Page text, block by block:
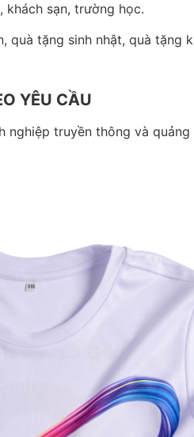
khách sạn, trường học.
quà tặng sinh nhật, quà tặng
YÊU CẦU
nghiệp truyền thông và